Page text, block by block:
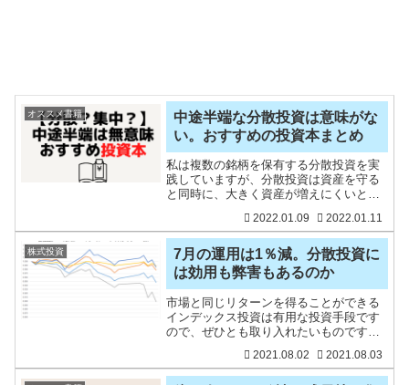
オススメ書籍
中途半端な分散投資は意味がな
い。おすすめの投資本まとめ
私は複数の銘柄を保有する分散投資を実
践していますが、分散投資は資産を守る
と同時に、大きく資産が増えにくいとい
えすぎると、どうしてもその銘柄の分析
時間が短くなりますし、情報収集も限ら
れた時間でする中、手薄に
2022.01.09 2022.01.11
株式投資
7月の運用は1％減。分散投資に
は効用も弊害もあるのか
市場と同じリターンを得ることができる
インデックス投資は有用な投資手段です
ので、ぜひとも取り入れたいものです
を狙えるのが個別銘柄への投資です。私
は、インデックス投資の積立投資を続け
2021.08.02 2021.08.03